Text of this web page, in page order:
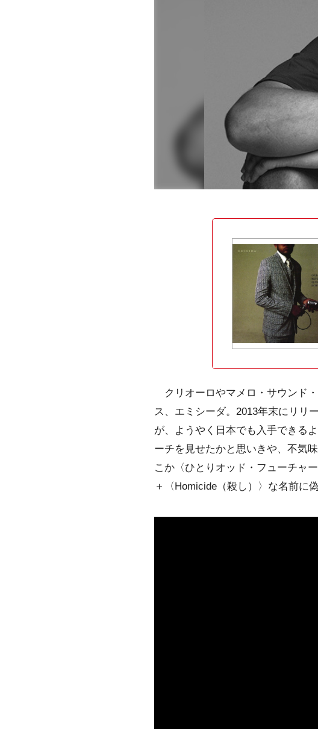
クリオーロやマメロ・サウンド
ス、 エミシーダ。2013年末にリリ
が、ようやく日本でも入手できる
ーチを見せたかと思いきや、不気
こか〈ひとり オッド・フューチャー
＋〈Homicide（殺し）〉な名前に